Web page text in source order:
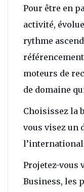
Pour être en
activité,
rythme
référencement
moteurs de
de domaine
Choisissez la
vous visez un
Projetez-vous
Business, les